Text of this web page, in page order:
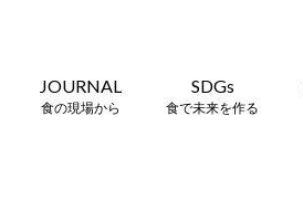
JOURNAL
食の現場から
SDGs
食で未来を作る